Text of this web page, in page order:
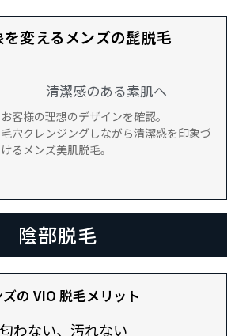
変えるメンズの髭脱毛
清潔感のある素肌へ
お客様の理想のデザインを確認。
毛穴クレンジングしながら清潔感を印象づ
けるメンズ美肌脱毛。
陰部脱毛
ズの VIO 脱毛メリット
わない、汚れない